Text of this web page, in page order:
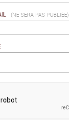
(NE SERA PAS PUBLIÉE)